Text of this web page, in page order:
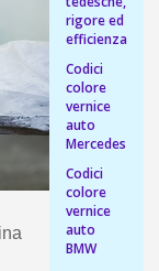
rigore ed
efficienza
Codici
colore
vernice
auto
Mercedes
Codici
colore
vernice
auto
BMW